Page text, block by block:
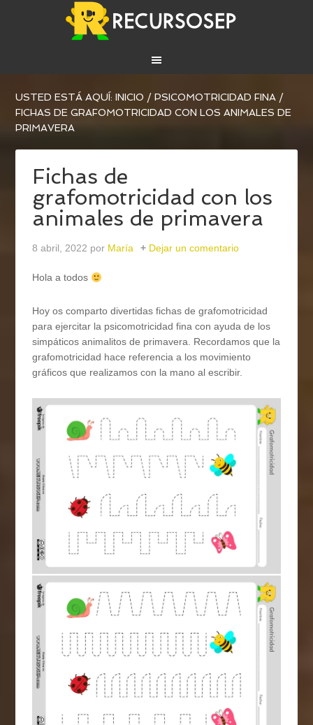
USTED ESTÁ AQUÍ:INICIO / PSICOMOTRICIDAD FINA /
FICHAS DE GRAFOMOTRICIDAD CON LOS ANIMALES DE
PRIMAVERA
Fichas de
grafomotricidad con los
animales de primavera
8 abril, 2022 por María Dejar un comentario
Hola a todos
Hoy os comparto divertidas fichas de grafomotricidad
para ejercitar la psicomotricidad fina con ayuda de los
simpáticos animalitos de primavera. Recordamos que la
grafomotricidad hace referencia a los movimiento
gráficos que realizamos con la mano al escribir.